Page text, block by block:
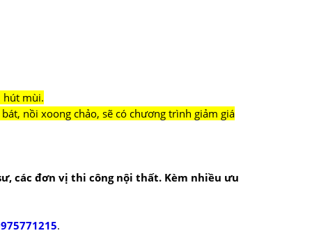
hút mùi.
nồi xoong chảo, sẽ có chương trình giảm giá
các đơn vị thi công nội thất. Kèm nhiều ưu
.